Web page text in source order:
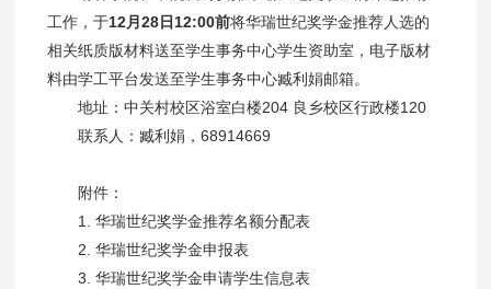
工作，于12月28日12:00前将华瑞世纪奖学金推荐人选的
相关纸质版材料送至学生事务中心学生资助室，电子版材
料由学工平台发送至学生事务中心臧利娟邮箱。
地址：中关村校区浴室白楼204 良乡校区行政楼120
联系人：臧利娟，68914669
附件：
1. 华瑞世纪奖学金推荐名额分配表
2. 华瑞世纪奖学金申报表
3. 华瑞世纪奖学金申请学生信息表